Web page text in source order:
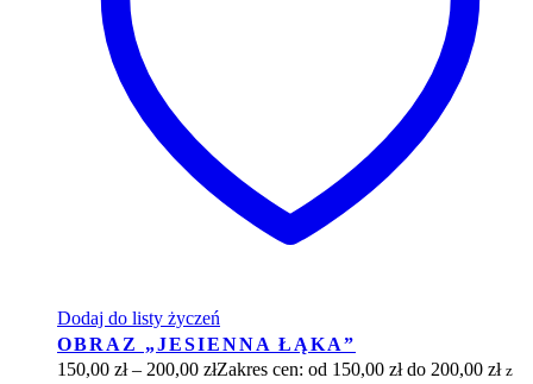
Dodaj do listy życzeń
OBRAZ „JESIENNA ŁĄKA”
150,00 zł – 200,00 złZakres cen: od 150,00 zł do 200,00 zł z